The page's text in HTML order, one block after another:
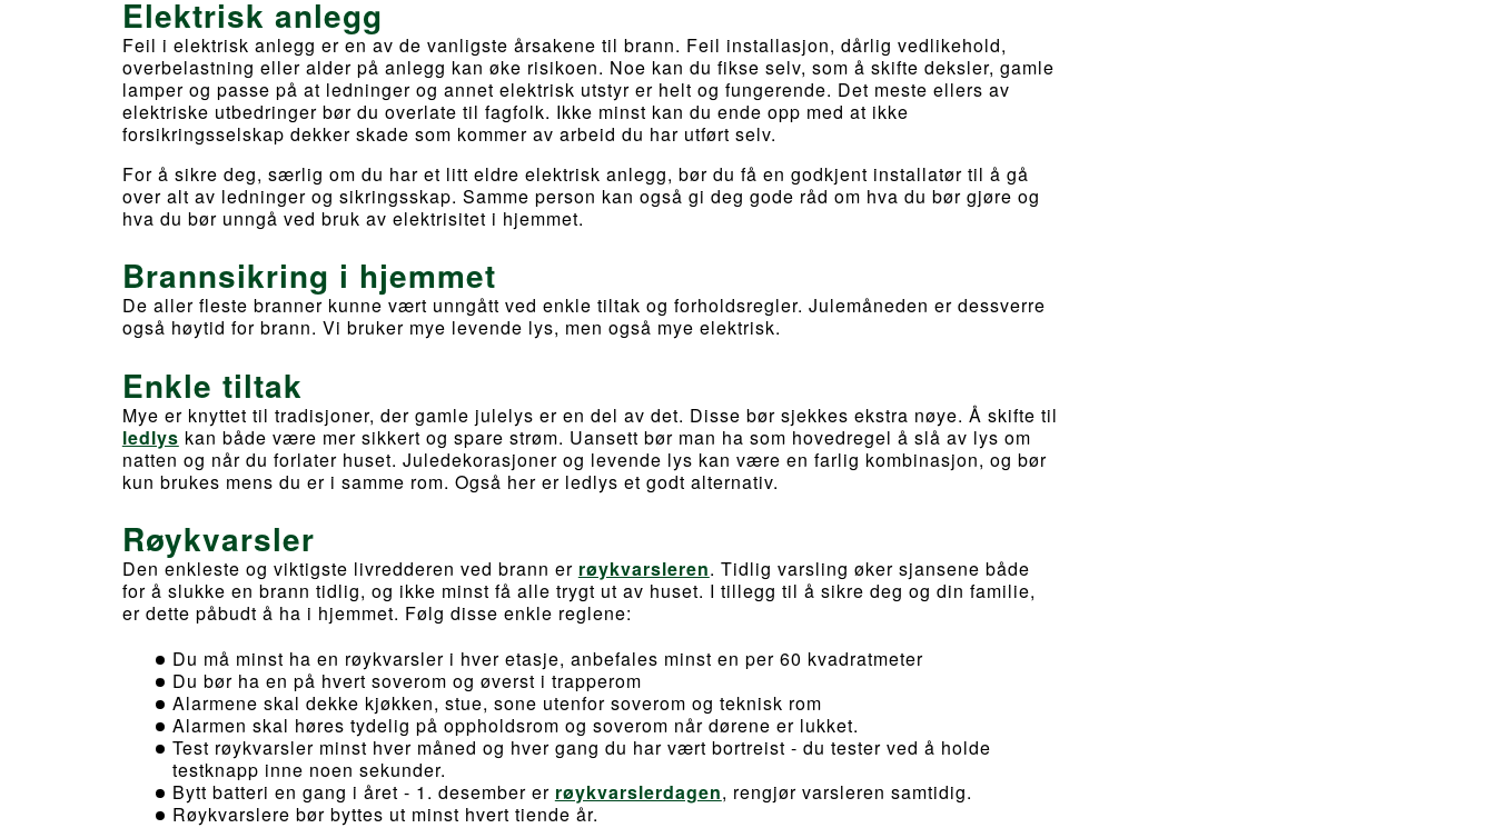
Elektrisk anlegg
Feil i elektrisk anlegg er en av de vanligste årsakene til brann. Feil installasjon, dårlig vedlikehold,
overbelastning eller alder på anlegg kan øke risikoen. Noe kan du fikse selv, som å skifte deksler, gamle
lamper og passe på at ledninger og annet elektrisk utstyr er helt og fungerende. Det meste ellers av
elektriske utbedringer bør du overlate til fagfolk. Ikke minst kan du ende opp med at ikke
forsikringsselskap dekker skade som kommer av arbeid du har utført selv.
For å sikre deg, særlig om du har et litt eldre elektrisk anlegg, bør du få en godkjent installatør til å gå
over alt av ledninger og sikringsskap. Samme person kan også gi deg gode råd om hva du bør gjøre og
hva du bør unngå ved bruk av elektrisitet i hjemmet.
Brannsikring i hjemmet
De aller fleste branner kunne vært unngått ved enkle tiltak og forholdsregler. Julemåneden er dessverre
også høytid for brann. Vi bruker mye levende lys, men også mye elektrisk.
Enkle tiltak
Mye er knyttet til tradisjoner, der gamle julelys er en del av det. Disse bør sjekkes ekstra nøye. Å skifte til
ledlys kan både være mer sikkert og spare strøm. Uansett bør man ha som hovedregel å slå av lys om
natten og når du forlater huset. Juledekorasjoner og levende lys kan være en farlig kombinasjon, og bør
kun brukes mens du er i samme rom. Også her er ledlys et godt alternativ.
Røykvarsler
Den enkleste og viktigste livredderen ved brann er røykvarsleren. Tidlig varsling øker sjansene både
for å slukke en brann tidlig, og ikke minst få alle trygt ut av huset. I tillegg til å sikre deg og din familie,
er dette påbudt å ha i hjemmet. Følg disse enkle reglene:
Du må minst ha en røykvarsler i hver etasje, anbefales minst en per 60 kvadratmeter
Du bør ha en på hvert soverom og øverst i trapperom
Alarmene skal dekke kjøkken, stue, sone utenfor soverom og teknisk rom
Alarmen skal høres tydelig på oppholdsrom og soverom når dørene er lukket.
Test røykvarsler minst hver måned og hver gang du har vært bortreist - du tester ved å holde
testknapp inne noen sekunder.
Bytt batteri en gang i året - 1. desember er røykvarslerdagen, rengjør varsleren samtidig.
Røykvarslere bør byttes ut minst hvert tiende år.